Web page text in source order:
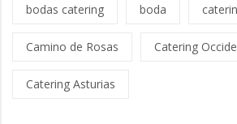
bodas catering boda
Camino de Rosas Catering
Catering Asturias